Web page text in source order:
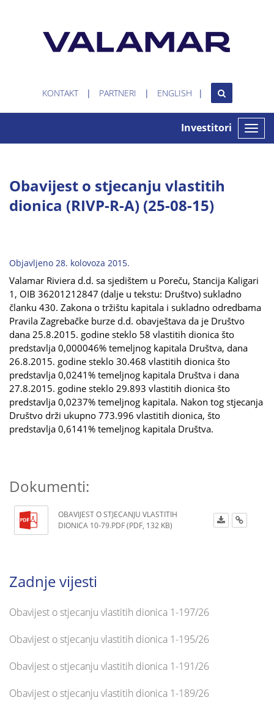
KONTAKT PARTNERI ENGLISH
Toggle
Investitori
Obavijest o stjecanju vlastitih
dionica (RIVP-R-A) (25-08-15)
Objavljeno 28. kolovoza 2015.
Valamar Riviera d.d. sa sjedištem u Poreču, Stancija Kaligari
1, OIB 36201212847 (dalje u tekstu: Društvo) sukladno
članku 430. Zakona o tržištu kapitala i sukladno odredbama
Pravila Zagrebačke burze d.d. obavještava da je Društvo
dana 25.8.2015. godine steklo 58 vlastitih dionica što
predstavlja 0,000046% temeljnog kapitala Društva, dana
26.8.2015. godine steklo 30.468 vlastitih dionica što
predstavlja 0,0241% temeljnog kapitala Društva i dana
27.8.2015. godine steklo 29.893 vlastitih dionica što
predstavlja 0,0237% temeljnog kapitala. Nakon tog stjecanja
Društvo drži ukupno 773.996 vlastitih dionica, što
predstavlja 0,6141% temeljnog kapitala Društva.
Dokumenti:
OBAVIJEST O STJECANJU VLASTITIH
DIONICA 10-79.PDF (PDF, 132 KB)
Zadnje vijesti
Obavijest o stjecanju vlastitih dionica 1-197/26
Obavijest o stjecanju vlastitih dionica 1-195/26
Obavijest o stjecanju vlastitih dionica 1-191/26
Obavijest o stjecanju vlastitih dionica 1-189/26